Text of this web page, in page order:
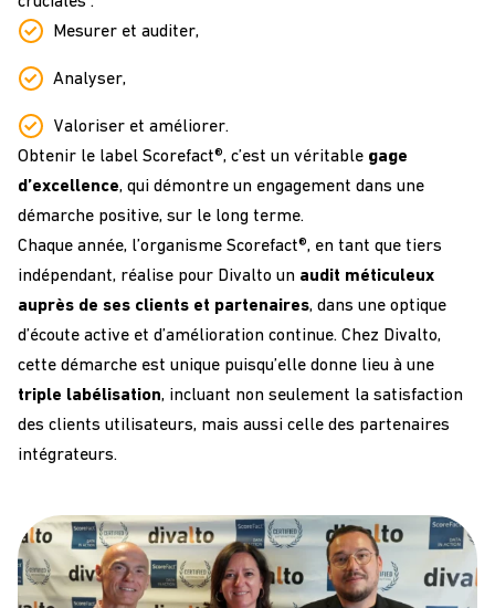
Mesurer et auditer,
Analyser,
Valoriser et améliorer.
Obtenir le label Scorefact®, c’est un véritable gage
d’excellence, qui démontre un engagement dans une
démarche positive, sur le long terme.
Chaque année, l’organisme Scorefact®, en tant que tiers
indépendant, réalise pour Divalto un audit méticuleux
auprès de ses clients et partenaires, dans une optique
d’écoute active et d’amélioration continue. Chez Divalto,
cette démarche est unique puisqu’elle donne lieu à une
triple labélisation, incluant non seulement la satisfaction
des clients utilisateurs, mais aussi celle des partenaires
intégrateurs.